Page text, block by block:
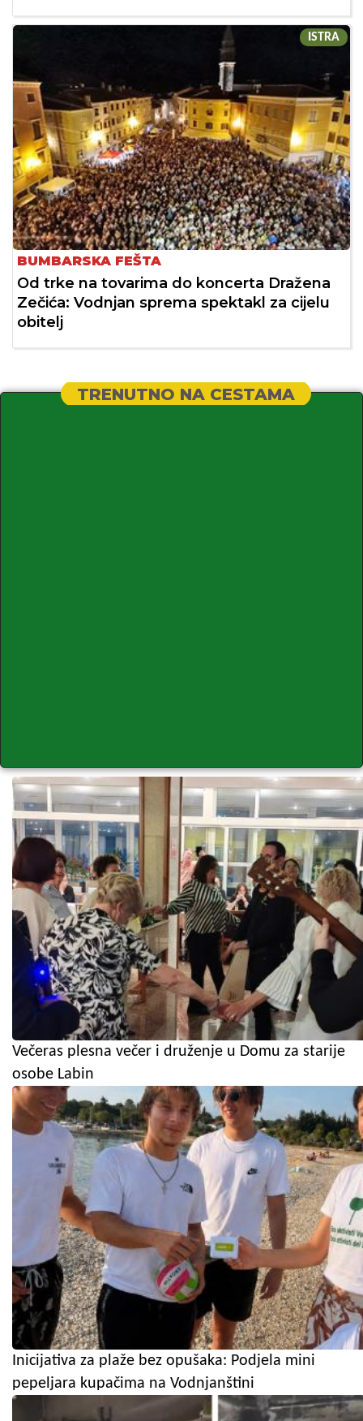
ISTRA
BUMBARSKA FEŠTA
Od trke na tovarima do koncerta Dražena
Zečića: Vodnjan sprema spektakl za cijelu
obitelj
TRENUTNO NA CESTAMA
Večeras plesna večer i druženje u Domu za starije
osobe Labin
Inicijativa za plaže bez opušaka: Podjela mini
pepeljara kupačima na Vodnjanštini